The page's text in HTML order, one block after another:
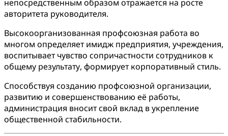
непосредственным образом отражается на росте
авторитета руководителя.
Высокоорганизованная профсоюзная работа во
многом определяет имидж предприятия, учреждения,
воспитывает чувство сопричастности сотрудников к
общему результату, формирует корпоративный стиль.
Способствуя созданию профсоюзной организации,
развитию и совершенствованию её работы,
администрация вносит свой вклад в укрепление
общественной стабильности.